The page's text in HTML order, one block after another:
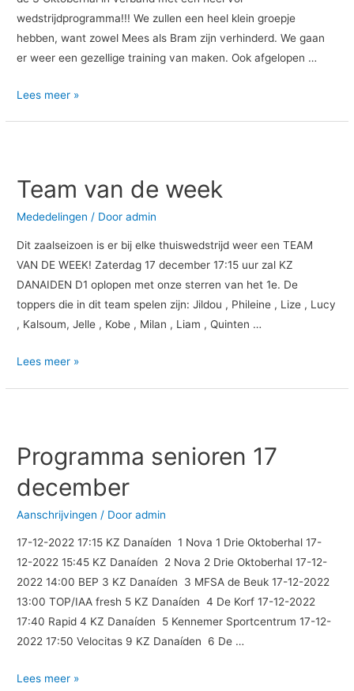
wedstrijdprogramma!!! We zullen een heel klein groepje
hebben, want zowel Mees als Bram zijn verhinderd. We gaan
er weer een gezellige training van maken. Ook afgelopen …
Lees meer »
Team van de week
Mededelingen / Dooradmin
Dit zaalseizoen is er bij elke thuiswedstrijd weer een TEAM
VAN DE WEEK! Zaterdag 17 december 17:15 uur zal KZ
DANAIDEN D1 oplopen met onze sterren van het 1e. De
toppers die in dit team spelen zijn: Jildou , Phileine , Lize , Lucy
, Kalsoum, Jelle , Kobe , Milan , Liam , Quinten …
de
Lees meer »
Programma senioren 17
december
Aanschrijvingen / Dooradmin
17-12-2022 17:15 KZ Danaíden 1 Nova 1 Drie Oktoberhal 17-
12-2022 15:45 KZ Danaíden 2 Nova 2 Drie Oktoberhal 17-12-
2022 14:00 BEP 3 KZ Danaíden 3 MFSA de Beuk 17-12-2022
13:00 TOP/IAA fresh 5 KZ Danaíden 4 De Korf 17-12-2022
17:40 Rapid 4 KZ Danaíden 5 Kennemer Sportcentrum 17-12-
2022 17:50 Velocitas 9 KZ Danaíden 6 De …
17
december
Lees meer »